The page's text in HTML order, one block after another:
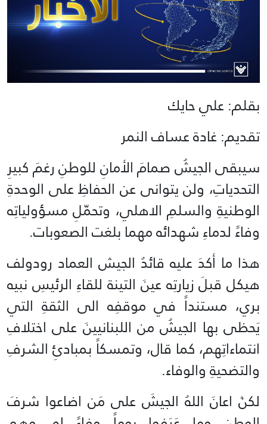
بقلم: علي حايك
تقديم: غادة عساف النمر
سيبقى الجيشُ صمامَ الأمانِ للوطنِ رغمَ كبيرِ
التحدياتِ، ولن يتوانى عن الحفاظِ على الوحدةِ
الوطنيةِ والسلمِ الاهلي، وتحمّلِ مسؤولياتِه
وفاءً لدماءِ شهدائه مهما بلغت الصعوبات.
هذا ما أكدَ عليه قائدُ الجيش العماد رودولف
هيكل قبلَ زيارتِه عينَ التينة للقاءِ الرئيسِ نبيه
بري، مستنداً في موقفِه الى الثقةِ التي
يَحظى بها الجيشُ من اللبنانيينَ على اختلافِ
انتماءاتِهم، كما قال، وتمسكاً بمبادئِ الشرفِ
والتضحيةِ والوفاء.
لكنْ اعانَ اللهُ الجيشَ على مَن اضاعوا شرفَ